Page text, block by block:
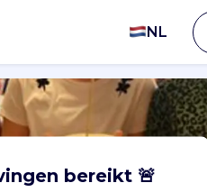
NL
bereikt 🚨